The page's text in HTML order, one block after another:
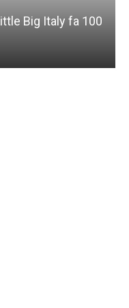
Big Italy fa 100